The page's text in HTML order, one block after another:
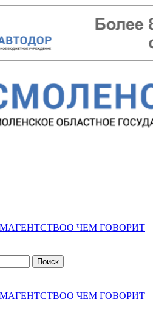
О ЧЕМ ГОВОРИТ
О ЧЕМ ГОВОРИТ